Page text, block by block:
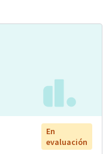
En
evaluación